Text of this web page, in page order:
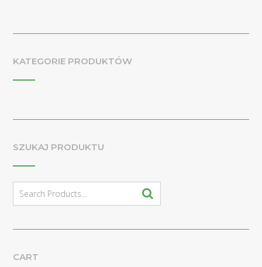
KATEGORIE PRODUKTÓW
SZUKAJ PRODUKTU
for:
CART